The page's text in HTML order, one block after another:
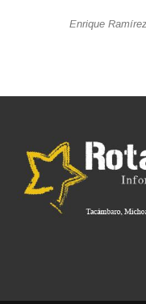
Enrique